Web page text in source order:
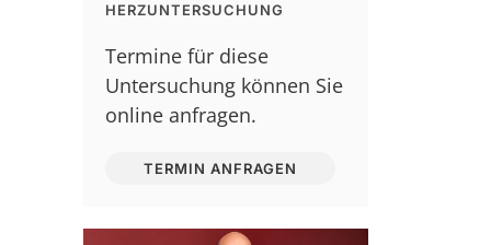
HERZUNTERSUCHUNG
Termine für diese
Untersuchung können Sie
online anfragen.
TERMIN ANFRAGEN